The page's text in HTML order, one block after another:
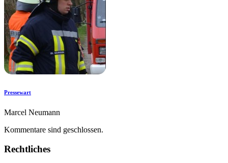
Pressewart
Marcel Neumann
Kommentare sind geschlossen.
Rechtliches